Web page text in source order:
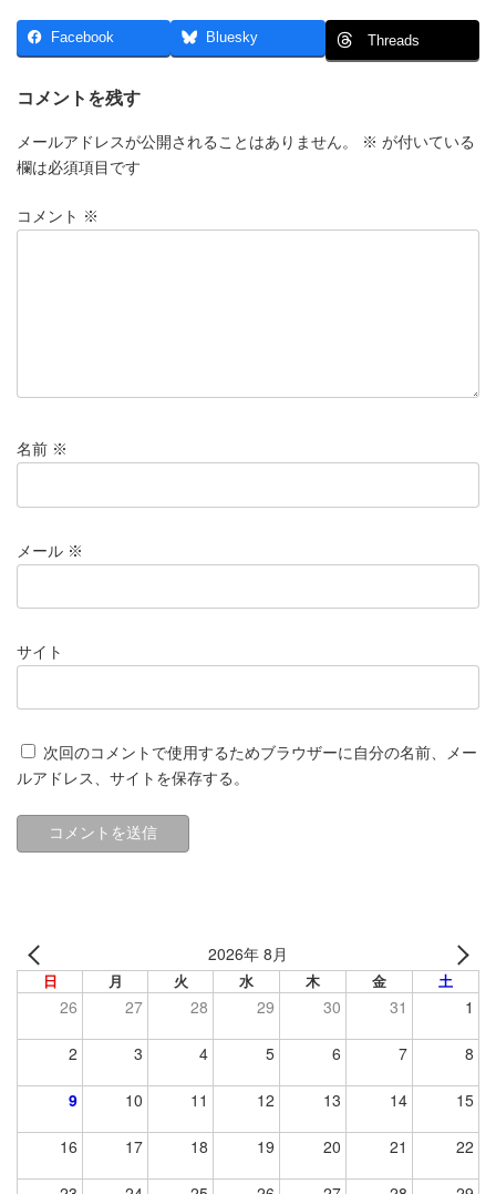
c
e
b
o
o
st
o
d
o
n
ail
Facebook Bluesky Threads
コメントを残す
メールアドレスが公開されることはありません。 ※ が付いている
欄は必須項目です
コメント ※
名前 ※
メール ※
サイト
次回のコメントで使用するためブラウザーに自分の名前、メー
ルアドレス、サイトを保存する。
2026年 8月
日 月 火 水 木 金 土
26 27 28 29 30 31 1
2 3 4 5 6 7 8
9 10 11 12 13 14 15
16 17 18 19 20 21 22